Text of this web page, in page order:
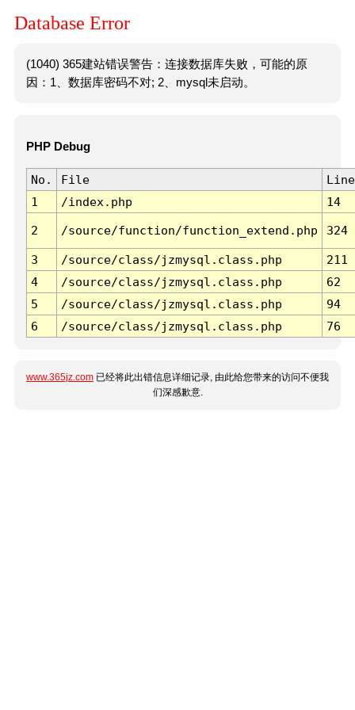
Database Error
(1040) 365建站错误警告：连接数据库失败，可能的原
因：1、数据库密码不对; 2、mysql未启动。
PHP Debug
No. File
Line
1
/index.php 14
2 /source/function/function_extend.php 324
3 /source/class/jzmysql.class.php
211
4
/source/class/jzmysql.class.php
62
5
/source/class/jzmysql.class.php
94
6
/source/class/jzmysql.class.php 76
www.365jz.com 已经将此出错信息详细记录, 由此给您带来的访问不便我
们深感歉意.